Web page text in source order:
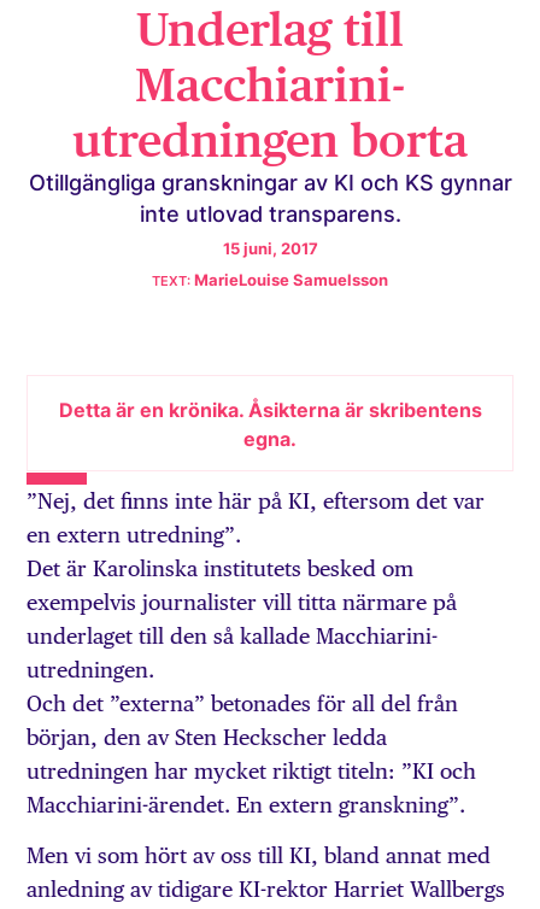
Underlag till
Macchiarini-
utredningen borta
Otillgängliga granskningar av KI och KS gynnar
inte utlovad transparens.
15 juni, 2017
MarieLouise Samuelsson
Detta är en krönika. Åsikterna är skribentens
egna.
”Nej, det finns inte här på KI, eftersom det var
en extern utredning”.
Det är Karolinska institutets besked om
exempelvis journalister vill titta närmare på
underlaget till den så kallade Macchiarini-
utredningen.
Och det ”externa” betonades för all del från
början, den av Sten Heckscher ledda
utredningen har mycket riktigt titeln: ”KI och
Macchiarini-ärendet. En extern granskning”.
Men vi som hört av oss till KI, bland annat med
anledning av tidigare KI-rektor Harriet Wallbergs